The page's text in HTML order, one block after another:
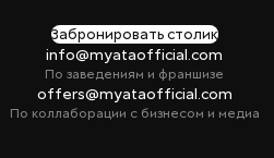
Забронировать столик
info@myataofficial.com
По заведениям и франшизе
offers@myataofficial.com
По коллаборации с бизнесом и медиа